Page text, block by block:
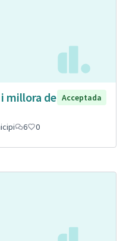
millora de Acceptada
6 0